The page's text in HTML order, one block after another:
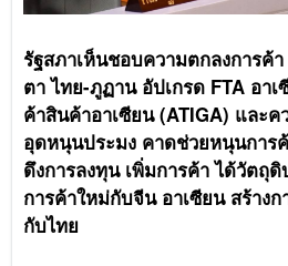
รัฐสภาเห็นชอบความตกลงการค้
ตา ไทย-ภูฏาน อัปเกรด FTA อา
ค้าสินค้าอาเซียน (ATIGA) และค
อุดหนุนประมง คาดช่วยหนุนการ
ดึงการลงทุน เพิ่มการค้า ได้วัตถุ
การค้าใหม่กับจีน อาเซียน สร้าง
กับไทย